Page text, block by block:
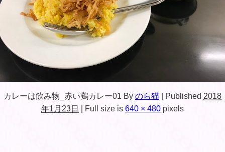
カレーは飲み物_赤い鶏カレー01 By のら猫 Published 2018
年1月23日
Full size is 640 × 480 pixels